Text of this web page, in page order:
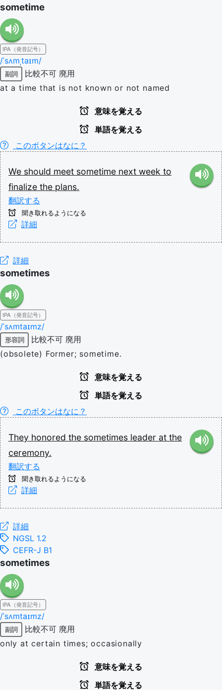
sometime
IPA（発音記号）
/ˈsʌmˌtaɪm/
副詞 比較不可 廃用
at a time that is not known or not named
意味を覚える
単語を覚える
このボタンはなに？
We should meet sometime next week to
finalize the plans.
翻訳する
聞き取れるようになる
詳細
詳細
sometimes
IPA（発音記号）
/ˈsʌmtaɪmz/
形容詞 比較不可 廃用
(obsolete) Former; sometime.
意味を覚える
単語を覚える
このボタンはなに？
They honored the sometimes leader at the
ceremony.
翻訳する
聞き取れるようになる
詳細
詳細
NGSL 1.2
CEFR-J B1
sometimes
IPA（発音記号）
/ˈsʌmtaɪmz/
副詞 比較不可 廃用
only at certain times; occasionally
意味を覚える
単語を覚える